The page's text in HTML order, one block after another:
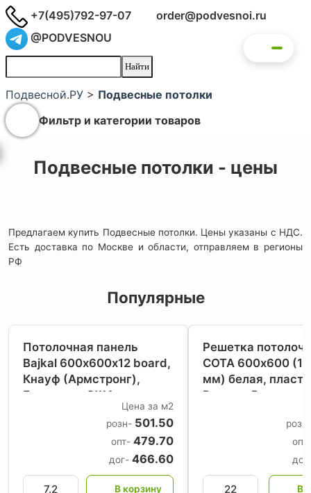
+7(495)792-97-07
order@podvesnoi.ru
@PODVESNOU
Подвесной.РУ > Подвесные потолки
Фильтр и категории товаров
Подвесные потолки - цены
Предлагаем купить Подвесные потолки. Цены указаны с НДС.
Есть доставка по Москве и области, отправляем в регионы
РФ
Популярные
Потолочная панель
Bajkal 600х600х12 board,
Кнауф (Армстронг),
Евросоюз-США
Цена за м2
розн- 501.50
опт- 479.70
дог- 466.60
Решетка
СОТА 600х600
мм) белая,
Россия
, Россия